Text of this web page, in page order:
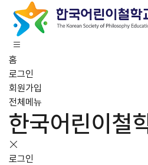
홈
로그인
회원가입
전체메뉴
한국어린이철
로그인